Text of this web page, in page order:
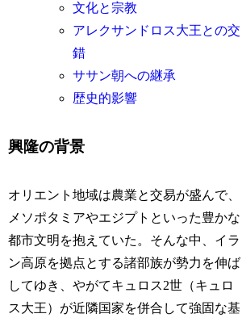
文化と宗教
アレクサンドロス大王との交
錯
ササン朝への継承
歴史的影響
興隆の背景
オリエント地域は農業と交易が盛んで、
メソポタミアやエジプトといった豊かな
都市文明を抱えていた。そんな中、イラ
ン高原を拠点とする諸部族が勢力を伸ば
してゆき、やがてキュロス2世（キュロ
ス大王）が近隣国家を併合して強固な基